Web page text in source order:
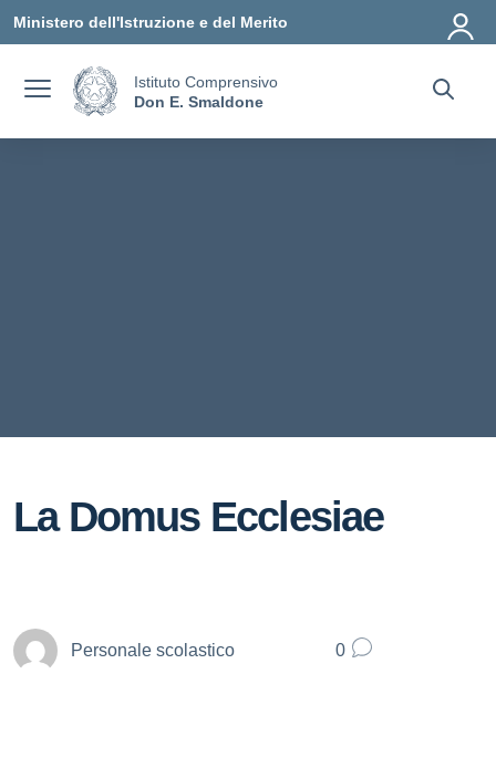
Ministero dell'Istruzione e del Merito
Istituto Comprensivo
Don E. Smaldone
La Domus Ecclesiae
Personale scolastico 0